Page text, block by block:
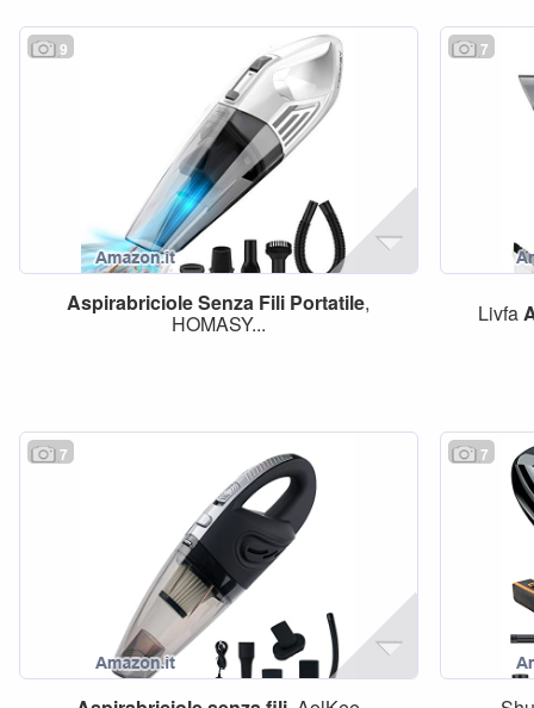
9
AspirabricioleSenza Fili Portatile,
HOMASY...
7
Livfa
7 7